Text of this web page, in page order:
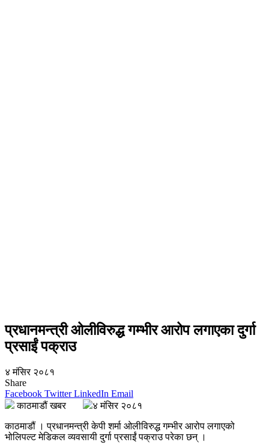
प्रधानमन्त्री ‌ओलीविरुद्ध गम्भीर आरोप लगाएका दुर्गा
प्रसाईं पक्राउ
४ मंसिर २०८१
Share
Facebook Twitter LinkedIn Email
काठमाडौं खबर
४ मंसिर २०८१
काठमाडौं । प्रधानमन्त्री केपी शर्मा ओलीविरुद्ध गम्भीर आरोप लगाएको
भोलिपल्ट मेडिकल व्यवसायी दुर्गा प्रसाईं पक्राउ परेका छन् ।